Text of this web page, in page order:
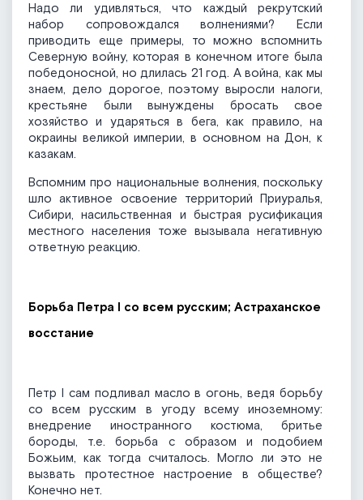
Надо ли удивляться, что каждый рекрутский
набор сопровождался волнениями? Если
приводить еще примеры, то можно вспомнить
Северную войну, которая в конечном итоге была
победоносной, но длилась 21 год. А война, как мы
знаем, дело дорогое, поэтому выросли налоги,
крестьяне были вынуждены бросать свое
хозяйство и ударяться в бега, как правило, на
окраины великой империи, в основном на Дон, к
казакам.
Вспомним про национальные волнения, поскольку
шло активное освоение территорий Приуралья,
Сибири, насильственная и быстрая русификация
местного населения тоже вызывала негативную
ответную реакцию.
Борьба Петра I со всем русским; Астраханское
восстание
Петр I сам подливал масло в огонь, ведя борьбу
со всем русским в угоду всему иноземному:
внедрение иностранного костюма, бритье
бороды, т.е. борьба с образом и подобием
Божьим, как тогда считалось. Могло ли это не
вызвать протестное настроение в обществе?
Конечно нет.